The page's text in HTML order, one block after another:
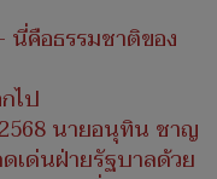
คือธรรมชาติของ
ไป
นายอนุทิน ชาญ
เด่นฝ่ายรัฐบาลด้วย